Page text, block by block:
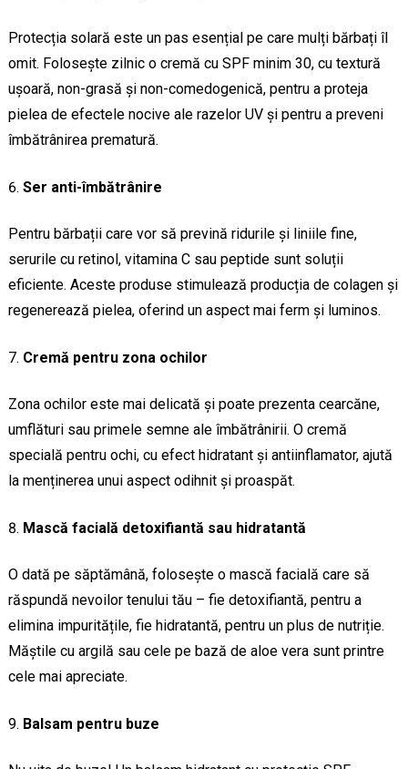
Protecția solară este un pas esențial pe care mulți bărbați îl
omit. Folosește zilnic o cremă cu SPF minim 30, cu textură
ușoară, non-grasă și non-comedogenică, pentru a proteja
pielea de efectele nocive ale razelor UV și pentru a preveni
îmbătrânirea prematură.
Ser anti-îmbătrânire
Pentru bărbații care vor să prevină ridurile și liniile fine,
serurile cu retinol, vitamina C sau peptide sunt soluții
eficiente. Aceste produse stimulează producția de colagen și
regenerează pielea, oferind un aspect mai ferm și luminos.
Cremă pentru zona ochilor
Zona ochilor este mai delicată și poate prezenta cearcăne,
umflături sau primele semne ale îmbătrânirii. O cremă
specială pentru ochi, cu efect hidratant și antiinflamator, ajută
la menținerea unui aspect odihnit și proaspăt.
Mască facială detoxifiantă sau hidratantă
O dată pe săptămână, folosește o mască facială care să
răspundă nevoilor tenului tău – fie detoxifiantă, pentru a
elimina impuritățile, fie hidratantă, pentru un plus de nutriție.
Măștile cu argilă sau cele pe bază de aloe vera sunt printre
cele mai apreciate.
Balsam pentru buze